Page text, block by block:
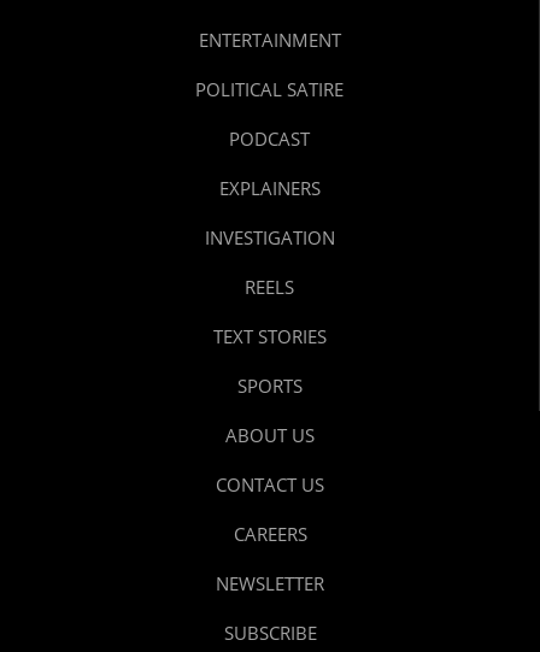
ENTERTAINMENT
POLITICAL SATIRE
PODCAST
EXPLAINERS
INVESTIGATION
REELS
TEXT STORIES
SPORTS
ABOUT US
CONTACT US
CAREERS
NEWSLETTER
SUBSCRIBE